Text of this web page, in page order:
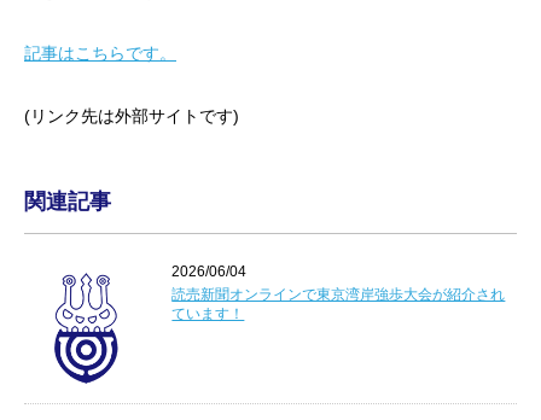
記事はこちらです。
(リンク先は外部サイトです)
関連記事
2026/06/04
読売新聞オンラインで東京湾岸強歩大会が紹介され
ています！